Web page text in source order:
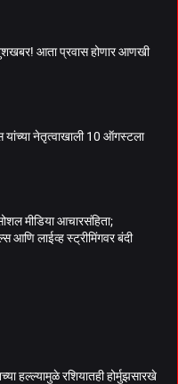
खुशखबर! आता प्रवास होणार आणखी
नेतृत्वाखाली 10 ऑगस्टला
मीडिया आचारसंहिता;
आणि लाईव्ह स्ट्रीमिंगवर बंदी
हल्ल्यामुळे रशियातही होर्मुझसारखे